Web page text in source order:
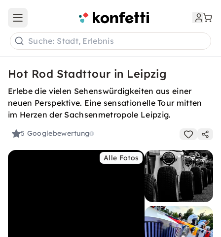
Open main menu
Suche: Stadt, Erlebnis
Hot Rod Stadttour in Leipzig
Erlebe die vielen Sehenswürdigkeiten aus einer
neuen Perspektive. Eine sensationelle Tour mitten
im Herzen der Sachsenmetropole Leipzig.
5 Googlebewertung
Alle Fotos